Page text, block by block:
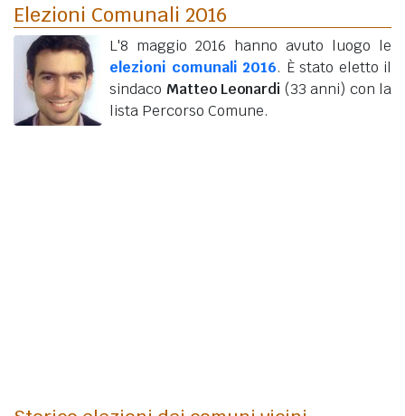
Elezioni Comunali 2016
L'8 maggio 2016 hanno avuto luogo le
elezioni comunali 2016. È stato eletto il
sindaco Matteo Leonardi (33 anni) con la
lista Percorso Comune.